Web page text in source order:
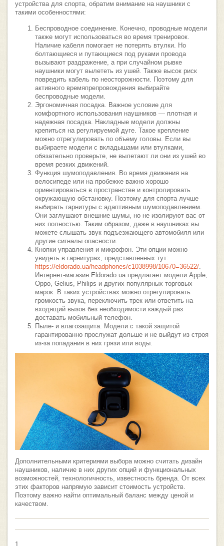
устройства для спорта, обратим внимание на наушники с
такими особенностями:
Беспроводное соединение. Конечно, проводные модели
также могут использоваться во время тренировок.
Наличие кабеля помогает не потерять втулки. Но
болтающиеся и путающиеся под руками провода
вызывают раздражение, а при случайном рывке
наушники могут вылететь из ушей. Также высок риск
повредить кабель по неосторожности. Поэтому для
активного времяпрепровождения выбирайте
беспроводные модели.
Эргономичная посадка. Важное условие для
комфортного использования наушников — плотная и
надежная посадка. Накладные модели должны
крепиться на регулируемой дуге. Такое крепление
можно отрегулировать по объему головы. Если вы
выбираете модели с вкладышами или втулками,
обязательно проверьте, не вылетают ли они из ушей во
время резких движений.
Функция шумоподавления. Во время движения на
велосипеде или на пробежке важно хорошо
ориентироваться в пространстве и контролировать
окружающую обстановку. Поэтому для спорта лучше
выбирать гарнитуры с адаптивным шумоподавлением.
Они заглушают внешние шумы, но не изолируют вас от
них полностью. Таким образом, даже в наушниках вы
можете слышать звук подъезжающего автомобиля или
другие сигналы опасности.
Кнопки управления и микрофон. Эти опции можно
увидеть в гарнитурах, представленных тут:
https://eldorado.ua/headphones/c1038998/10670=36522/.
Интернет-магазин Eldorado.ua предлагает модели Apple,
Oppo, Gelius, Philips и других популярных торговых
марок. В таких устройствах можно отрегулировать
громкость звука, переключить трек или ответить на
входящий вызов без необходимости каждый раз
доставать мобильный телефон.
Пыле- и влагозащита. Модели с такой защитой
гарантированно прослужат дольше и не выйдут из строя
из-за попадания в них грязи или воды.
Дополнительными критериями выбора можно считать дизайн
наушников, наличие в них других опций и функциональных
возможностей, технологичность, известность бренда. От всех
этих факторов напрямую зависит стоимость устройств.
Поэтому важно найти оптимальный баланс между ценой и
качеством.
1